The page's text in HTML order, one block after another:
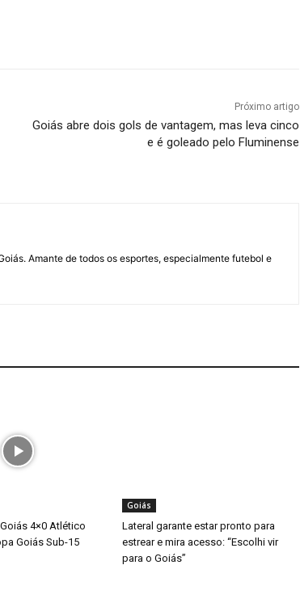
Próximo artigo
Goiás abre dois gols de vantagem, mas leva cinco
e é goleado pelo Fluminense
Amante de todos os esportes, especialmente futebol e
4×0 Atlético
Goiás Sub-15
Goiás
Lateral garante estar pronto para
estrear e mira acesso: “Escolhi vir
para o Goiás”